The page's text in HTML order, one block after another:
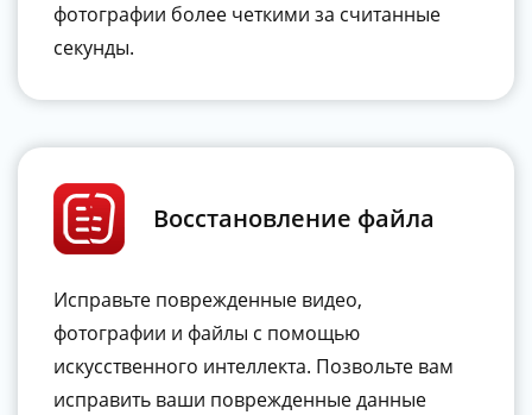
фотографии более четкими за считанные
секунды.
Восстановление файла
Исправьте поврежденные видео,
фотографии и файлы с помощью
искусственного интеллекта. Позвольте вам
исправить ваши поврежденные данные